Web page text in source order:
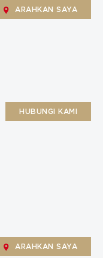
ARAHKAN SAYA
HUBUNGI KAMI
ARAHKAN SAYA